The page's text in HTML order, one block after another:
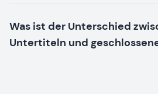
Was ist der Unterschied
Untertiteln und